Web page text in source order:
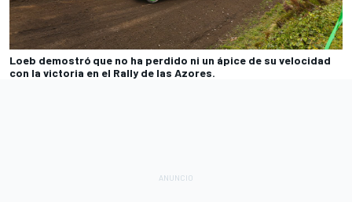
Loeb demostró que no ha perdido ni un ápice de su velocidad
con la victoria en el Rally de las Azores.